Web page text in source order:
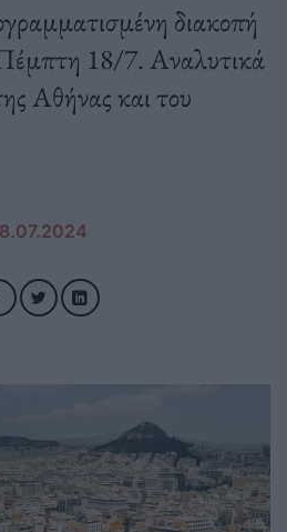
διακοπή
18/7. Αναλυτικά
Αθήνας και του